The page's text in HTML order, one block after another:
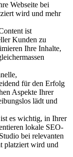
Webseite bei
wird und mehr
ist
Kunden zu
Ihre Inhalte,
für den Erfolg
Aspekte Ihrer
lädt und
es wichtig, in Ihrer
lokale SEO-
bei relevanten
platziert wird und